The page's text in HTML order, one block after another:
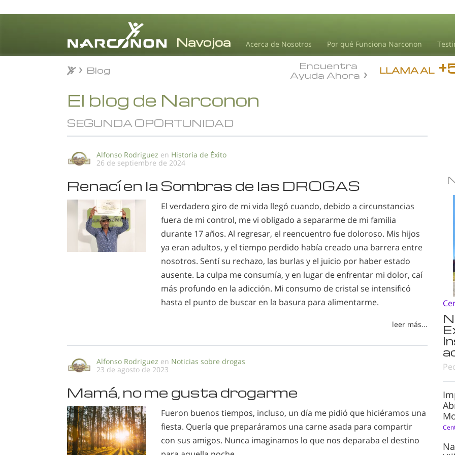
Acerca de Nosotros Por qué Funciona Narconon
LLAMA AL
Encuentra
Ayuda Ahora
Blog
El blog de Narconon
SEGUNDA OPORTUNIDAD
Alfonso Rodriguez en Historia de Éxito
26 de septiembre de 2024
Renací en la Sombras de las DROGAS
El verdadero giro de mi vida llegó cuando, debido a circunstancias
fuera de mi control, me vi obligado a separarme de mi familia
durante 17 años. Al regresar, el reencuentro fue doloroso. Mis hijos
ya eran adultos, y el tiempo perdido había creado una barrera entre
nosotros. Sentí su rechazo, las burlas y el juicio por haber estado
ausente. La culpa me consumía, y en lugar de enfrentar mi dolor, caí
más profundo en la adicción. Mi consumo de cristal se intensificó
hasta el punto de buscar en la basura para alimentarme.
leer más...
Alfonso Rodriguez en Noticias sobre drogas
23 de agosto de 2023
Mamá, no me gusta drogarme
Fueron buenos tiempos, incluso, un día me pidió que hiciéramos una
fiesta. Quería que preparáramos una carne asada para compartir
con sus amigos. Nunca imaginamos lo que nos deparaba el destino
Blog